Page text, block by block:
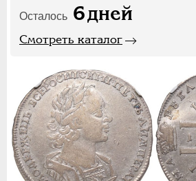
Осталось 6дней
Смотреть каталог